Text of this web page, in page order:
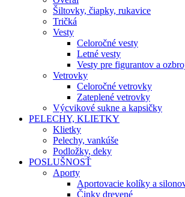
Šiltovky, čiapky, rukavice
Tričká
Vesty
Celoročné vesty
Letné vesty
Vesty pre figurantov a
Vetrovky
Celoročné vetrovky
Zateplené vetrovky
Výcvikové sukne a kapsičky
PELECHY, KLIETKY
Klietky
Pelechy, vankúše
Podložky, deky
POSLUŠNOSŤ
Aporty
Aportovacie kolíky a
Činky drevené